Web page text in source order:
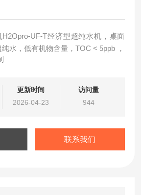
H2Opro-UF-T经济型超纯水机，桌面
水，低有机物含量，TOC < 5ppb ，
更新时间
2026-04-23
访问量
944
联系我们